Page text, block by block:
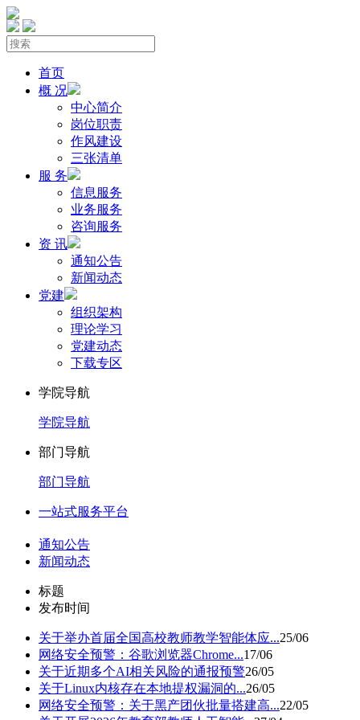
首页
概 况
中心简介
岗位职责
作风建设
三张清单
服 务
信息服务
业务服务
咨询服务
资 讯
通知公告
新闻动态
党建
组织架构
理论学习
党建动态
下载专区
学院导航
学院导航
部门导航
部门导航
一站式服务平台
通知公告
新闻动态
标题
发布时间
关于举办首届全国高校教师教学智能体应...25/06
网络安全预警：谷歌浏览器Chrome...17/06
关于近期多个AI相关风险的通报预警26/05
关于Linux内核存在本地提权漏洞的...26/05
网络安全预警：关于黑产团伙批量搭建高...22/05